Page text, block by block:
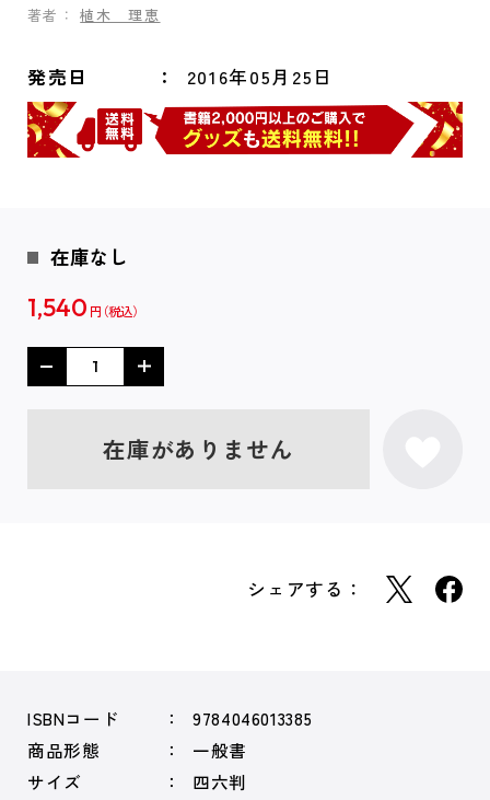
著者： 植木 理恵
発売日 2016年05月25日
在庫なし
1,540 円
在庫がありません
シェアする：
ISBNコード
9784046013385
商品形態
一般書
サイズ
四六判